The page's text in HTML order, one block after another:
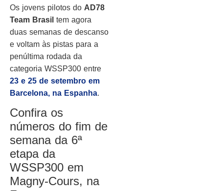
Os jovens pilotos do AD78
Team Brasil tem agora
duas semanas de descanso
e voltam às pistas para a
penúltima rodada da
categoria WSSP300 entre
23 e 25 de setembro em
Barcelona, na Espanha.
Confira os
números do fim de
semana da 6ª
etapa da
WSSP300 em
Magny-Cours, na